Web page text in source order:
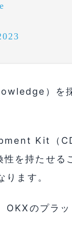
）を
Kit（
を持たせる
ます。
OKXのプラ